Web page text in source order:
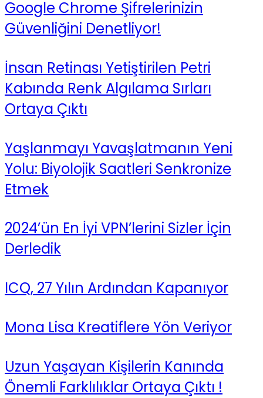
Google Chrome Şifrelerinizin
Güvenliğini Denetliyor!
İnsan Retinası Yetiştirilen Petri
Kabında Renk Algılama Sırları
Ortaya Çıktı
Yaşlanmayı Yavaşlatmanın Yeni
Yolu: Biyolojik Saatleri Senkronize
Etmek
2024’ün En İyi VPN’lerini Sizler İçin
Derledik
ICQ, 27 Yılın Ardından Kapanıyor
Mona Lisa Kreatiflere Yön Veriyor
Uzun Yaşayan Kişilerin Kanında
Önemli Farklılıklar Ortaya Çıktı !